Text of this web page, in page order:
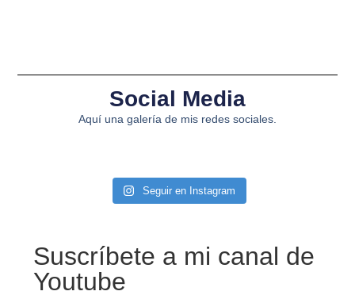
Social Media
Aquí una galería de mis redes sociales.
Seguir en Instagram
Suscríbete a mi canal de
Youtube